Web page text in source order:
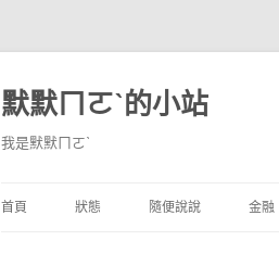
默默ㄇㄛˋ的小站
我是默默ㄇㄛˋ
首頁 狀態 隨便說說 金融